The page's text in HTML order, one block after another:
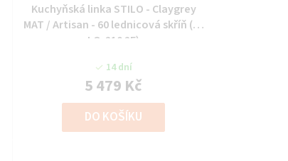
Kuchyňská linka STILO - Claygrey
MAT / Artisan - 60 lednicová skříň (60
LO-210 2F)
14 dní
5 479 Kč
DO KOŠÍKU